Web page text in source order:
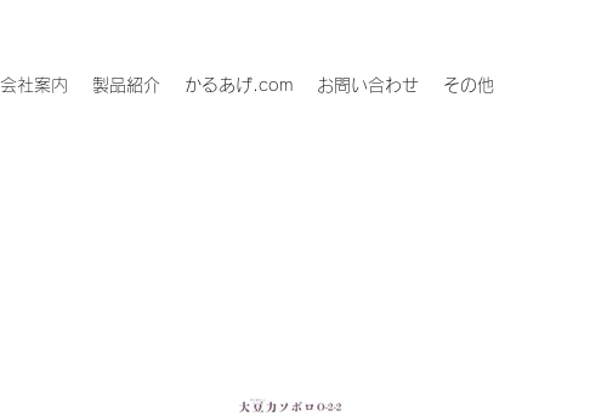
会社案内 製品紹介 かるあげ.com お問い合わせ その他